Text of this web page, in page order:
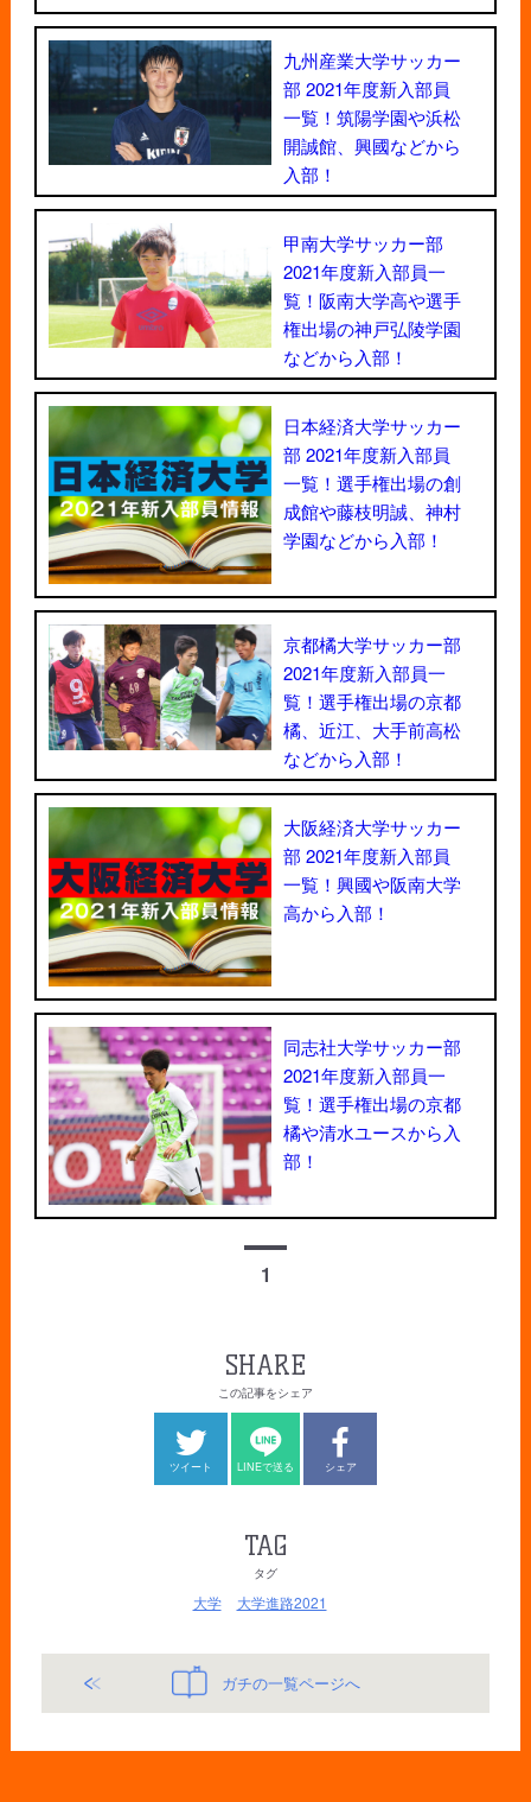
九州産業大学サッカー
部 2021年度新入部員
一覧！筑陽学園や浜松
開誠館、興國などから
入部！
甲南大学サッカー部
2021年度新入部員一
覧！阪南大学高や選手
権出場の神戸弘陵学園
などから入部！
日本経済大学サッカー
部 2021年度新入部員
一覧！選手権出場の創
成館や藤枝明誠、神村
学園などから入部！
京都橘大学サッカー部
2021年度新入部員一
覧！選手権出場の京都
橘、近江、大手前高松
などから入部！
大阪経済大学サッカー
部 2021年度新入部員
一覧！興國や阪南大学
高から入部！
同志社大学サッカー部
2021年度新入部員一
覧！選手権出場の京都
橘や清水ユースから入
部！
1
SHARE
この記事をシェア
ツイート LINEで送る シェア
TAG
タグ
大学 大学進路2021
ガチの一覧ページへ